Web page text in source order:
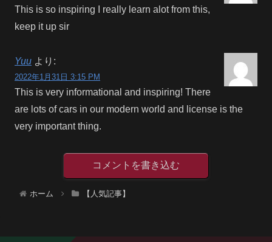
This is so inspiring I really learn alot from this,
keep it up sir
Yuu より:
2022年1月31日 3:15 PM
This is very informational and inspiring! There
are lots of cars in our modern world and license is the
very important thing.
コメントを書き込む
ホーム 【人気記事】